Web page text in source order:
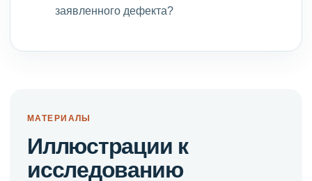
заявленного дефекта?
МАТЕРИАЛЫ
Иллюстрации к
исследованию